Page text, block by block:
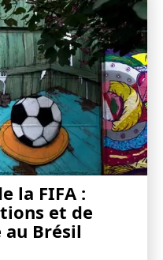
la FIFA :
et de
au Brésil